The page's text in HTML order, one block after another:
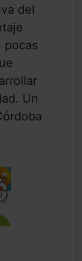
del
pocas
Un